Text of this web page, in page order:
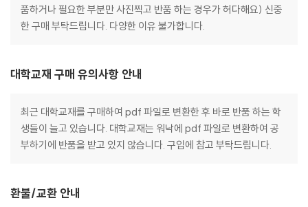
품하거나 필요한 부분만 사진찍고 반품 하는 경우가 허다해요) 신중
한 구매 부탁드립니다. 다양한 이유 불가합니다.
대학교재 구매 유의사항 안내
최근 대학교재를 구매하여 pdf 파일로 변환한 후 바로 반품 하는 학
생들이 늘고 있습니다. 대학교재는 워낙에 pdf 파일로 변환하여 공
부하기에 반품을 받고 있지 않습니다. 구입에 참고 부탁드립니다.
환불/교환 안내